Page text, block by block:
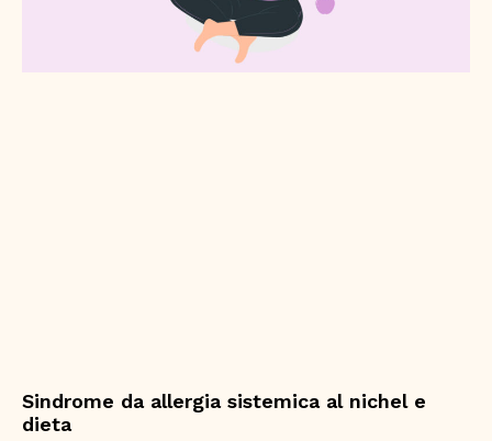
Sindrome da allergia sistemica al nichel e
dieta